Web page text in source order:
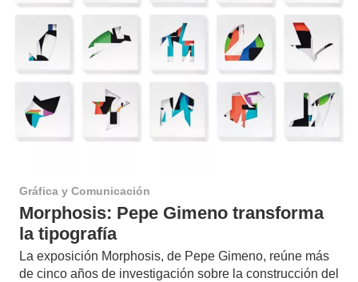
Gráfica y Comunicación
Morphosis: Pepe Gimeno transforma
la tipografía
La exposición Morphosis, de Pepe Gimeno, reúne más
de cinco años de investigación sobre la construcción del